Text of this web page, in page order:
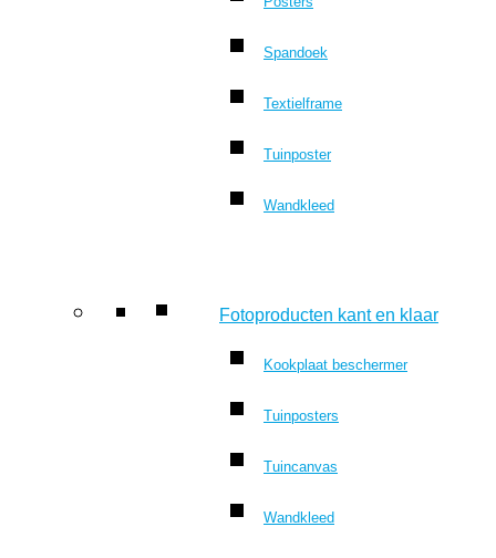
Spandoek
Textielframe
Tuinposter
Wandkleed
Fotoproducten kant en klaar
Kookplaat beschermer
Tuinposters
Tuincanvas
Wandkleed